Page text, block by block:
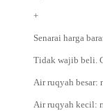
+
Senarai harga
Tidak wajib beli.
Air ruqyah besar:
Air ruqyah kecil: